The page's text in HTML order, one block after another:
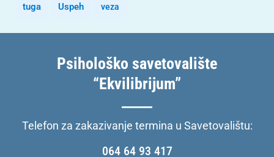
tuga Uspeh veza
Psihološko savetovalište
“Ekvilibrijum”
Telefon za zakazivanje termina u Savetovalištu:
064 64 93 417